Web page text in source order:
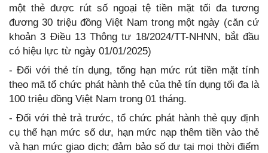
một thẻ được rút số ngoại tệ tiền mặt tối đa tương
đương 30 triệu đồng Việt Nam trong một ngày (căn cứ
khoản 3 Điều 13 Thông tư 18/2024/TT-NHNN, bắt đầu
có hiệu lực từ ngày 01/01/2025)
- Đối với thẻ tín dụng, tổng hạn mức rút tiền mặt tính
theo mã tổ chức phát hành thẻ của thẻ tín dụng tối đa là
100 triệu đồng Việt Nam trong 01 tháng.
- Đối với thẻ trả trước, tổ chức phát hành thẻ quy định
cụ thể hạn mức số dư, hạn mức nạp thêm tiền vào thẻ
và hạn mức giao dịch; đảm bảo số dư tại mọi thời điểm